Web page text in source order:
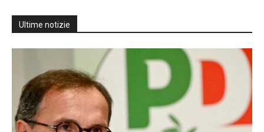
Ultime notizie